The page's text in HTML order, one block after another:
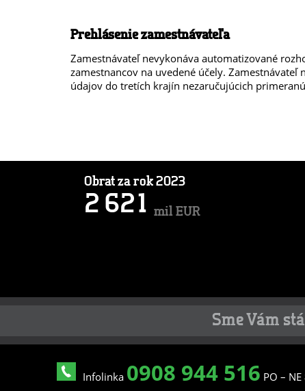
Prehlásenie zamestnávateľa
Zamestnávateľ nevykonáva automatizované
zamestnancov na uvedené účely. Zamestnávateľ
údajov do tretích krajín nezaručujúcich
Obrat za rok 2023
2 621 mil EUR
Sme Vám
Infolinka 0908 944 516 PO –